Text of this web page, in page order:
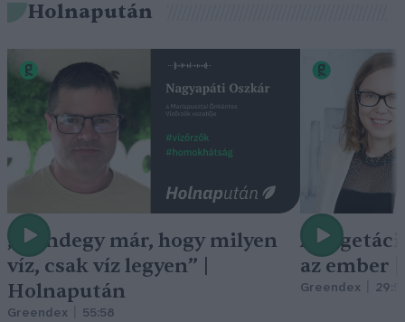
Holnapután
„Mindegy már, hogy milyen
víz, csak víz legyen” |
Holnapután
Greendex 55:58
A
az ember
Greendex